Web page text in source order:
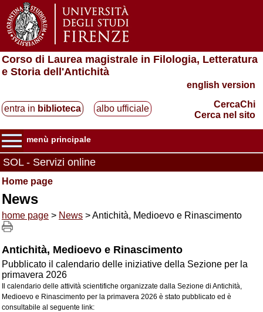
Corso di Laurea magistrale in Filologia, Letteratura
e Storia dell'Antichità
english version
entra in biblioteca albo ufficiale
CercaChi
Cerca nel sito
menù principale
SOL - Servizi online
Home page
News
home page > News > Antichità, Medioevo e Rinascimento
Antichità, Medioevo e Rinascimento
Pubblicato il calendario delle iniziative della Sezione per la
primavera 2026
Il calendario delle attività scientifiche organizzate dalla Sezione di Antichità,
Medioevo e Rinascimento per la primavera 2026 è stato pubblicato ed è
consultabile al seguente link: